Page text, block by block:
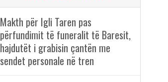
Makth për Igli Taren pas
përfundimit të funeralit të Baresit,
hajdutët i grabisin çantën me
sendet personale në tren